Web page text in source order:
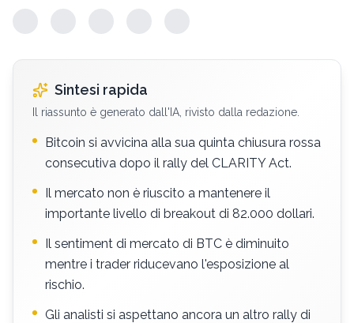
Sintesi rapida
Il riassunto è generato dall'IA, rivisto dalla redazione.
Bitcoin si avvicina alla sua quinta chiusura rossa
consecutiva dopo il rally del CLARITY Act.
Il mercato non è riuscito a mantenere il
importante livello di breakout di 82.000 dollari.
Il sentiment di mercato di BTC è diminuito
mentre i trader riducevano l'esposizione al
rischio.
Gli analisti si aspettano ancora un altro rally di